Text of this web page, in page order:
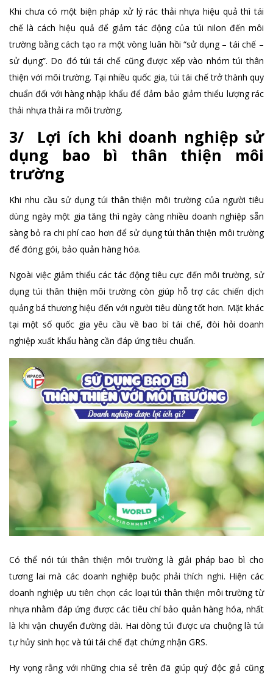
Khi chưa có một biện pháp xử lý rác thải nhựa hiệu quả thì tái
chế là cách hiệu quả để giảm tác động của túi nilon đến môi
trường bằng cách tạo ra một vòng luân hồi “sử dụng – tái chế –
sử dụng”. Do đó túi tái chế cũng được xếp vào nhóm túi thân
thiện với môi trường. Tại nhiều quốc gia, túi tái chế trở thành quy
chuẩn đối với hàng nhập khẩu để đảm bảo giảm thiểu lượng rác
thải nhựa thải ra môi trường.
3/ Lợi ích khi doanh nghiệp sử
dụng bao bì thân thiện môi
trường
Khi nhu cầu sử dụng túi thân thiện môi trường của người tiêu
dùng ngày một gia tăng thì ngày càng nhiều doanh nghiệp sẵn
sàng bỏ ra chi phí cao hơn để sử dụng túi thân thiện môi trường
để đóng gói, bảo quản hàng hóa.
Ngoài việc giảm thiểu các tác động tiêu cực đến môi trường, sử
dụng túi thân thiện môi trường còn giúp hỗ trợ các chiến dịch
quảng bá thương hiệu đến với người tiêu dùng tốt hơn. Mặt khác
tại một số quốc gia yêu cầu về bao bì tái chế, đòi hỏi doanh
nghiệp xuất khẩu hàng cần đáp ứng tiêu chuẩn.
Có thể nói túi thân thiện môi trường là giải pháp bao bì cho
tương lai mà các doanh nghiệp buộc phải thích nghi. Hiện các
doanh nghiệp ưu tiên chọn các loại túi thân thiện môi trường từ
nhựa nhằm đáp ứng được các tiêu chí bảo quản hàng hóa, nhất
là khi vận chuyển đường dài. Hai dòng túi được ưa chuộng là túi
tự hủy sinh học và túi tái chế đạt chứng nhận GRS.
Hy vọng rằng với những chia sẻ trên đã giúp quý độc giả cũng